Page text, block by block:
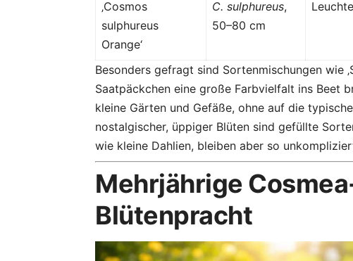
‚Cosmos
sulphureus
Orange‘
C. sulphureus,
50–80 cm
Besonders gefragt sind Sortenmischungen wie
Saatpäckchen eine große Farbvielfalt ins Beet
kleine Gärten und Gefäße, ohne auf die
nostalgischer, üppiger Blüten sind gefüllte
wie kleine Dahlien, bleiben aber so
Mehrjährige
Blütenpracht